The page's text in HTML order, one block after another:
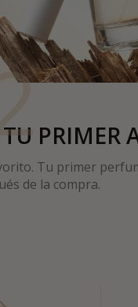
TU PRIMER
Tu primer
de la compra.